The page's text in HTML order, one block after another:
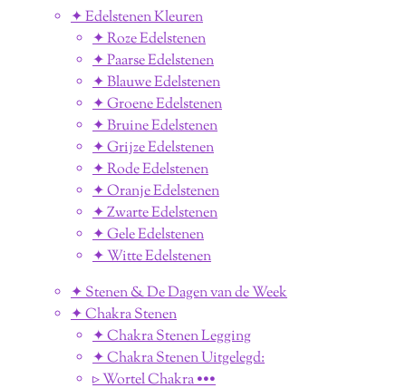
✦ Edelstenen Kleuren
✦ Roze Edelstenen
✦ Paarse Edelstenen
✦ Blauwe Edelstenen
✦ Groene Edelstenen
✦ Bruine Edelstenen
✦ Grijze Edelstenen
✦ Rode Edelstenen
✦ Oranje Edelstenen
✦ Zwarte Edelstenen
✦ Gele Edelstenen
✦ Witte Edelstenen
✦ Stenen & De Dagen van de Week
✦ Chakra Stenen
✦ Chakra Stenen Legging
✦ Chakra Stenen Uitgelegd:
▹ Wortel Chakra •••